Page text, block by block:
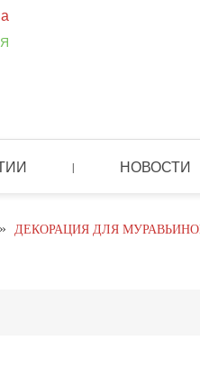
| НОВОСТИ
» ДЕКОРАЦИЯ ДЛЯ